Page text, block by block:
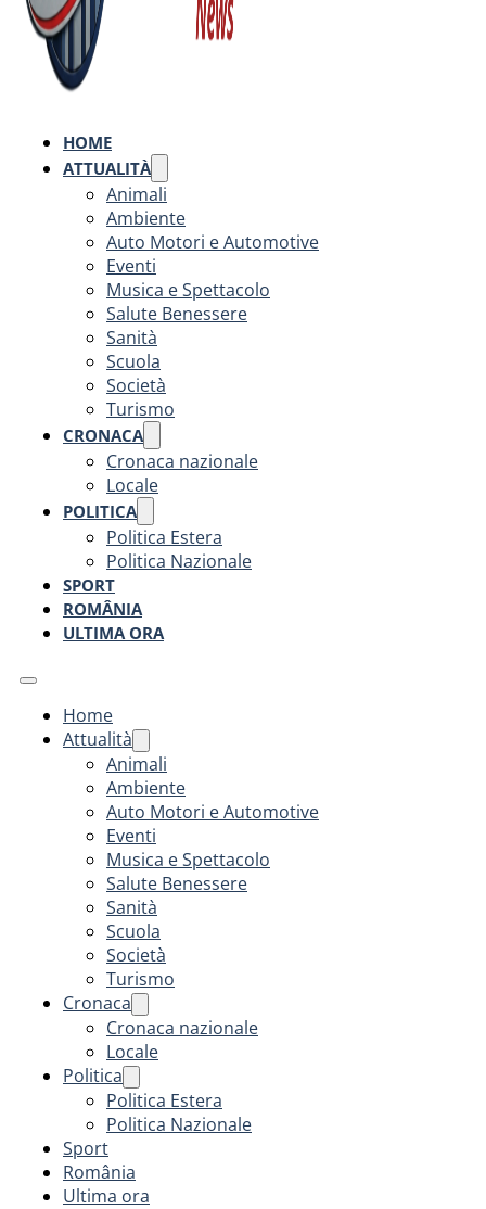
HOME
ATTUALITÀ
Animali
Ambiente
Auto Motori e Automotive
Eventi
Musica e Spettacolo
Salute Benessere
Sanità
Scuola
Società
Turismo
CRONACA
Cronaca nazionale
Locale
POLITICA
Politica Estera
Politica Nazionale
SPORT
ROMÂNIA
ULTIMA ORA
Home
Attualità
Animali
Ambiente
Auto Motori e Automotive
Eventi
Musica e Spettacolo
Salute Benessere
Sanità
Scuola
Società
Turismo
Cronaca
Cronaca nazionale
Locale
Politica
Politica Estera
Politica Nazionale
Sport
România
Ultima ora